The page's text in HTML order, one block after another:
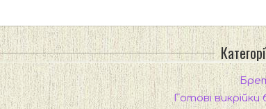
Готові